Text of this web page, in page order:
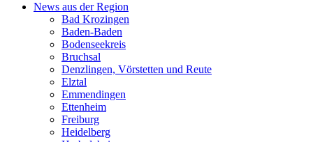
News aus der Region
Bad Krozingen
Baden-Baden
Bodenseekreis
Bruchsal
Denzlingen, Vörstetten und Reute
Elztal
Emmendingen
Ettenheim
Freiburg
Heidelberg